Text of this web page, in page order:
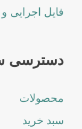
فایل اجرایی و
دسترسی
محصولات
سبد خرید